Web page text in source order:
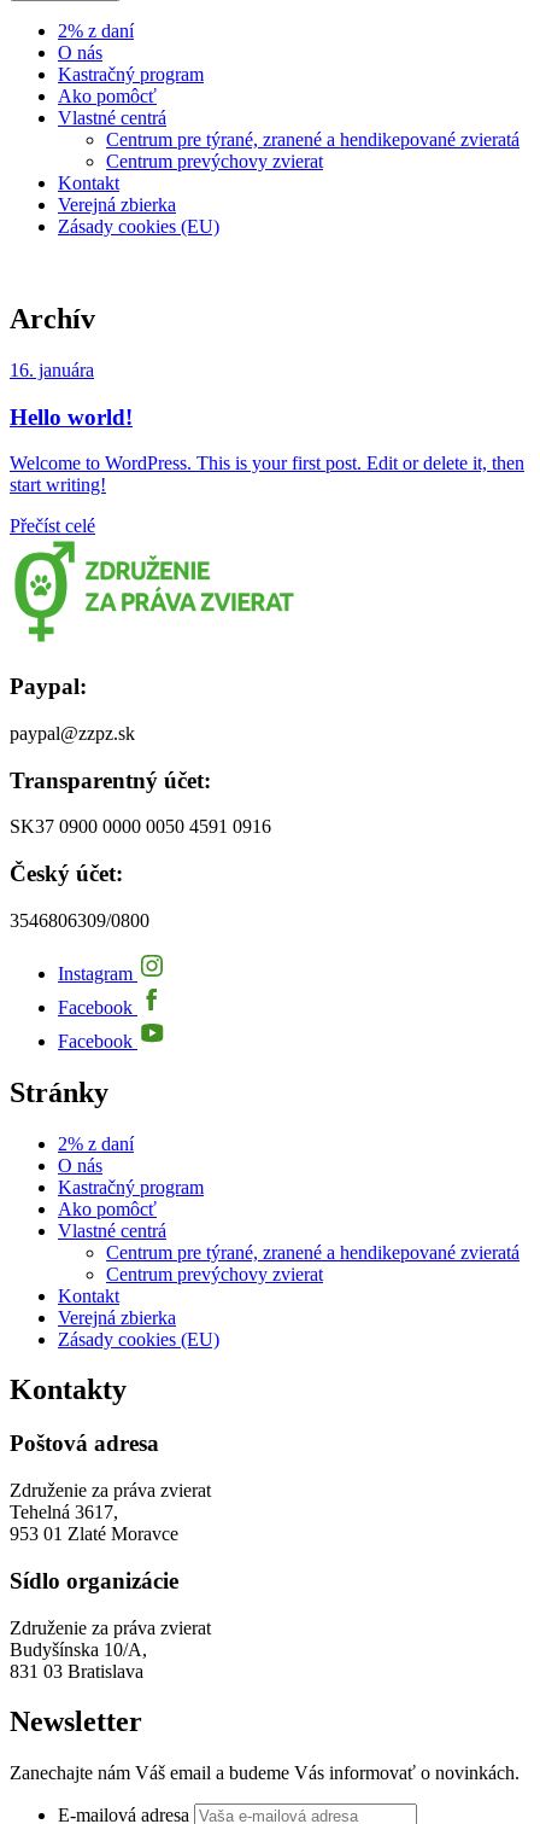
2% z daní
O nás
Kastračný program
Ako pomôcť
Vlastné centrá
Centrum pre týrané, zranené a hendikepované zvieratá
Centrum prevýchovy zvierat
Kontakt
Verejná zbierka
Zásady cookies (EU)
Archív
16. januára
Hello world!
Welcome to WordPress. This is your first post. Edit or delete it, then
start writing!
Přečíst celé
Paypal:
paypal@zzpz.sk
Transparentný účet:
SK37 0900 0000 0050 4591 0916
Český účet:
3546806309/0800
Instagram
Facebook
Facebook
Stránky
2% z daní
O nás
Kastračný program
Ako pomôcť
Vlastné centrá
Centrum pre týrané, zranené a hendikepované zvieratá
Centrum prevýchovy zvierat
Kontakt
Verejná zbierka
Zásady cookies (EU)
Kontakty
Poštová adresa
Združenie za práva zvierat
Tehelná 3617,
953 01 Zlaté Moravce
Sídlo organizácie
Združenie za práva zvierat
Budyšínska 10/A,
831 03 Bratislava
Newsletter
Zanechajte nám Váš email a budeme Vás informovať o novinkách.
E-mailová adresa